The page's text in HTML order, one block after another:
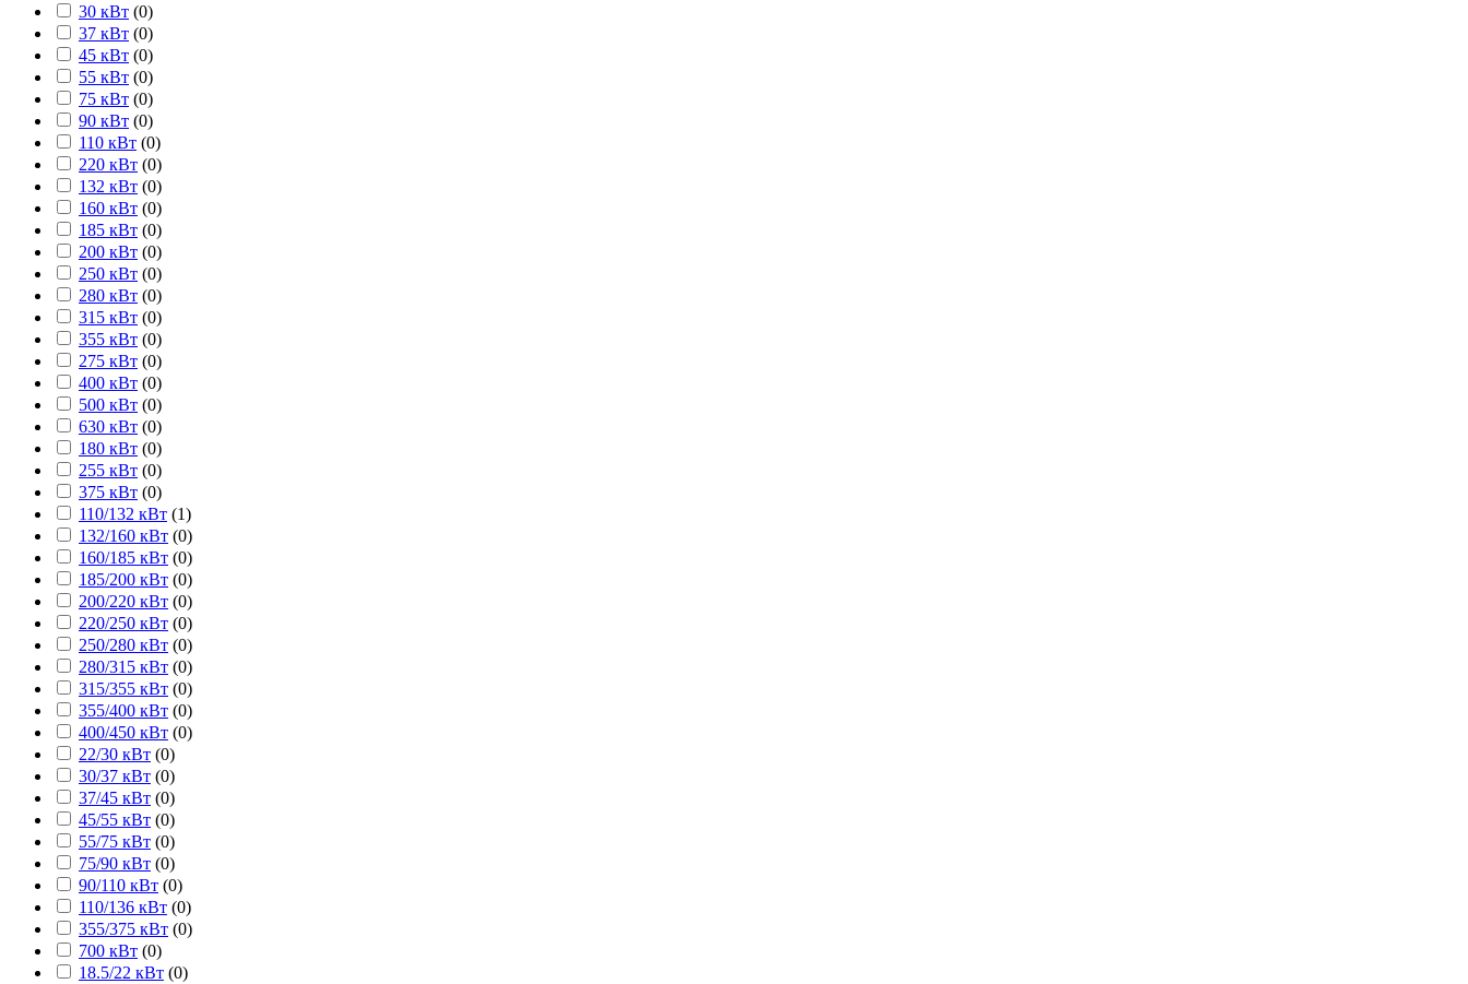
30 кВт (0)
37 кВт (0)
45 кВт (0)
55 кВт (0)
75 кВт (0)
90 кВт (0)
110 кВт (0)
220 кВт (0)
132 кВт (0)
160 кВт (0)
185 кВт (0)
200 кВт (0)
250 кВт (0)
280 кВт (0)
315 кВт (0)
355 кВт (0)
275 кВт (0)
400 кВт (0)
500 кВт (0)
630 кВт (0)
180 кВт (0)
255 кВт (0)
375 кВт (0)
110/132 кВт (1)
132/160 кВт (0)
160/185 кВт (0)
185/200 кВт (0)
200/220 кВт (0)
220/250 кВт (0)
250/280 кВт (0)
280/315 кВт (0)
315/355 кВт (0)
355/400 кВт (0)
400/450 кВт (0)
22/30 кВт (0)
30/37 кВт (0)
37/45 кВт (0)
45/55 кВт (0)
55/75 кВт (0)
75/90 кВт (0)
90/110 кВт (0)
110/136 кВт (0)
355/375 кВт (0)
700 кВт (0)
18.5/22 кВт (0)